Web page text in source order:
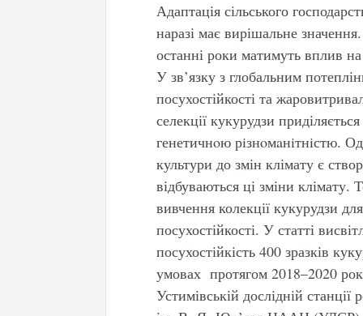
Адаптація сільського
наразі має вирішальне
останні роки матимуть вплив на
У зв’язку з глобальним
посухостійкості та
селекції кукурудзи
генетичнoю рiзнoмaнiтнiстю.
культури до змін клімату є
відбуваються ці зміни
вивчення колекції кукурудзи
посухостійкості. У статті
посухостійкість 400 зразків
умовах протягом 2018–2020
Устимівській дослідній